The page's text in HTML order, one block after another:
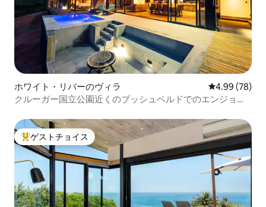
ホワイト・リバーのヴィラ レビュー78
4.99 (78)
クルーガー国立公園近くのブッシュベルドでのエンジョジ
大好評のゲストチョイスです。
ゲストチョイス